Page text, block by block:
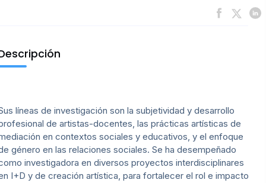
líneas de investigación son la subjetividad y desarrollo
de artistas-docentes, las prácticas artísticas de
en contextos sociales y educativos, y el enfoque
género en las relaciones sociales. Se ha desempeñado
investigadora en diversos proyectos interdisciplinares
I+D y de creación artística, para fortalecer el rol e impacto